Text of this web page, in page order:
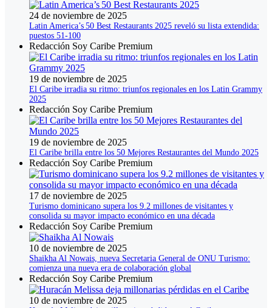
24 de noviembre de 2025
Latin America’s 50 Best Restaurants 2025 reveló su lista extendida:
puestos 51‑100
Redacción Soy Caribe Premium
19 de noviembre de 2025
El Caribe irradia su ritmo: triunfos regionales en los Latin Grammy
2025
Redacción Soy Caribe Premium
19 de noviembre de 2025
El Caribe brilla entre los 50 Mejores Restaurantes del Mundo 2025
Redacción Soy Caribe Premium
17 de noviembre de 2025
Turismo dominicano supera los 9.2 millones de visitantes y
consolida su mayor impacto económico en una década
Redacción Soy Caribe Premium
10 de noviembre de 2025
Shaikha Al Nowais, nueva Secretaria General de ONU Turismo:
comienza una nueva era de colaboración global
Redacción Soy Caribe Premium
10 de noviembre de 2025